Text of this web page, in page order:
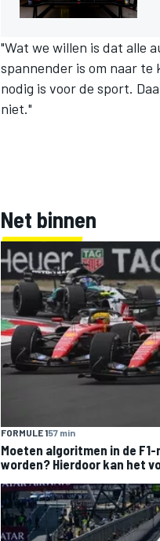
"Wat we willen is dat alle
spannender is om naar
nodig is voor de sport.
niet."
Net binnen
FORMULE 157 min
Moeten algoritmen in de
worden? Hierdoor kan het